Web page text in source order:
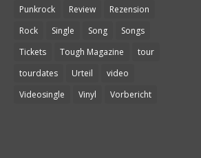
Punkrock
Review
Rezension
Rock
Single Song
Songs
Tickets
Tough Magazine
tour
tourdates
Urteil
video
Videosingle
Vinyl Vorbericht